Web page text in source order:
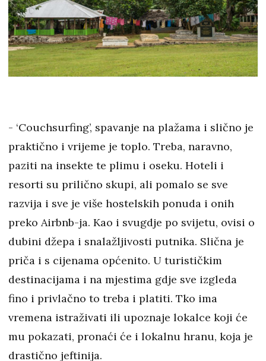
- ‘Couchsurfing’, spavanje na plažama i slično je
praktično i vrijeme je toplo. Treba, naravno,
paziti na insekte te plimu i oseku. Hoteli i
resorti su prilično skupi, ali pomalo se sve
razvija i sve je više hostelskih ponuda i onih
preko Airbnb-ja. Kao i svugdje po svijetu, ovisi o
dubini džepa i snalažljivosti putnika. Slična je
priča i s cijenama općenito. U turističkim
destinacijama i na mjestima gdje sve izgleda
fino i privlačno to treba i platiti. Tko ima
vremena istraživati ili upoznaje lokalce koji će
mu pokazati, pronaći će i lokalnu hranu, koja je
drastično jeftinija.